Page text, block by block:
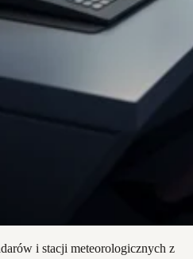
i stacji meteorologicznych z